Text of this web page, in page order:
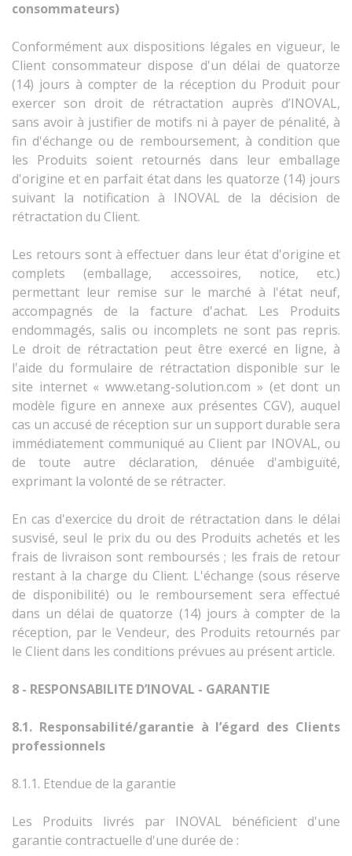
consommateurs)
Conformément aux dispositions légales en vigueur, le
Client consommateur dispose d'un délai de quatorze
(14) jours à compter de la réception du Produit pour
exercer son droit de rétractation auprès d’INOVAL,
sans avoir à justifier de motifs ni à payer de pénalité, à
fin d'échange ou de remboursement, à condition que
les Produits soient retournés dans leur emballage
d'origine et en parfait état dans les quatorze (14) jours
suivant la notification à INOVAL de la décision de
rétractation du Client.
Les retours sont à effectuer dans leur état d'origine et
complets (emballage, accessoires, notice, etc.)
permettant leur remise sur le marché à l'état neuf,
accompagnés de la facture d'achat. Les Produits
endommagés, salis ou incomplets ne sont pas repris.
Le droit de rétractation peut être exercé en ligne, à
l'aide du formulaire de rétractation disponible sur le
site internet « www.etang-solution.com » (et dont un
modèle figure en annexe aux présentes CGV), auquel
cas un accusé de réception sur un support durable sera
immédiatement communiqué au Client par INOVAL, ou
de toute autre déclaration, dénuée d'ambiguïté,
exprimant la volonté de se rétracter.
En cas d'exercice du droit de rétractation dans le délai
susvisé, seul le prix du ou des Produits achetés et les
frais de livraison sont remboursés ; les frais de retour
restant à la charge du Client. L'échange (sous réserve
de disponibilité) ou le remboursement sera effectué
dans un délai de quatorze (14) jours à compter de la
réception, par le Vendeur, des Produits retournés par
le Client dans les conditions prévues au présent article.
8 - RESPONSABILITE D’INOVAL - GARANTIE
8.1. Responsabilité/garantie à l’égard des Clients
professionnels
8.1.1. Etendue de la garantie
Les Produits livrés par INOVAL bénéficient d'une
garantie contractuelle d'une durée de :